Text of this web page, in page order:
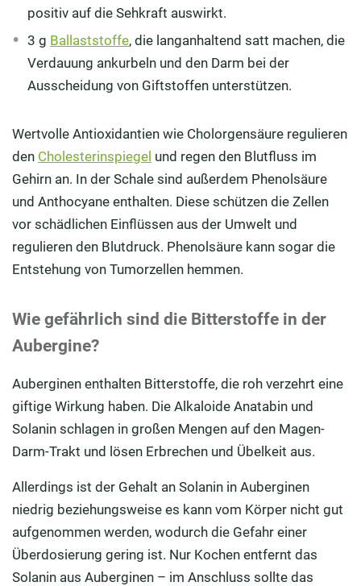
positiv auf die Sehkraft auswirkt.
3 g Ballaststoffe, die langanhaltend satt machen, die
Verdauung ankurbeln und den Darm bei der
Ausscheidung von Giftstoffen unterstützen.
Wertvolle Antioxidantien wie Cholorgensäure regulieren
den Cholesterinspiegel und regen den Blutfluss im
Gehirn an. In der Schale sind außerdem Phenolsäure
und Anthocyane enthalten. Diese schützen die Zellen
vor schädlichen Einflüssen aus der Umwelt und
regulieren den Blutdruck. Phenolsäure kann sogar die
Entstehung von Tumorzellen hemmen.
Wie gefährlich sind die Bitterstoffe in der
Aubergine?
Auberginen enthalten Bitterstoffe, die roh verzehrt eine
giftige Wirkung haben. Die Alkaloide Anatabin und
Solanin schlagen in großen Mengen auf den Magen-
Darm-Trakt und lösen Erbrechen und Übelkeit aus.
Allerdings ist der Gehalt an Solanin in Auberginen
niedrig beziehungsweise es kann vom Körper nicht gut
aufgenommen werden, wodurch die Gefahr einer
Überdosierung gering ist. Nur Kochen entfernt das
Solanin aus Auberginen – im Anschluss sollte das